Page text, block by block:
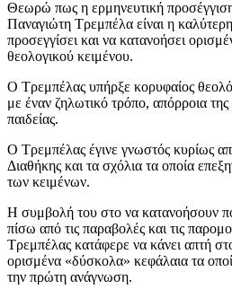
Θεωρώ πως η ερμηνευτική
Παναγιώτη Τρεμπέλα είναι η
προσεγγίσει και να κατανοήσει
θεολογικού κειμένου.
Ο Τρεμπέλας υπήρξε κορυφαίος
με έναν ζηλωτικό τρόπο, απόρροια της
παιδείας.
Ο Τρεμπέλας έγινε γνωστός κυρίως
Διαθήκης και τα σχόλια τα οποία
των κειμένων.
Η συμβολή του στο να κατανοήσουν
πίσω από τις παραβολές και τις
Τρεμπέλας κατάφερε να κάνει απτή
ορισμένα «δύσκολα» κεφάλαια τα
την πρώτη ανάγνωση.